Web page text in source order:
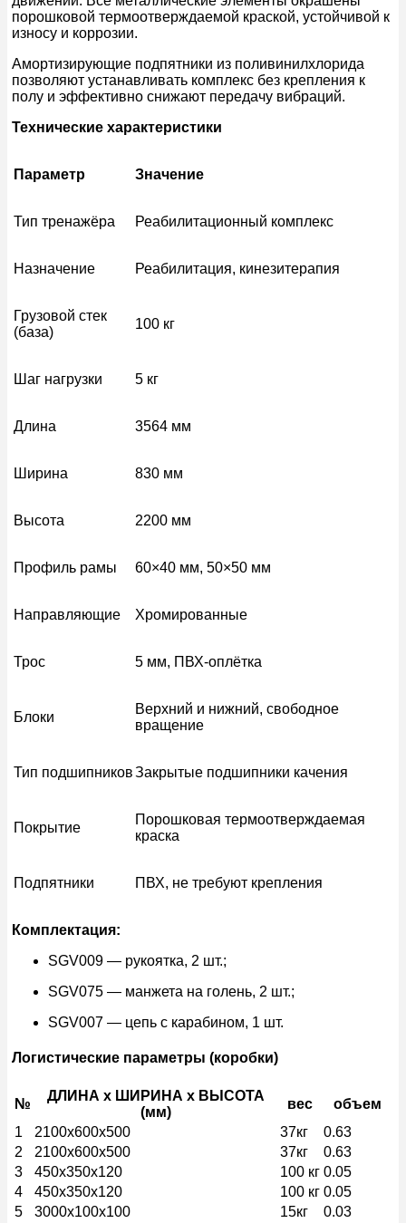
порошковой термоотверждаемой краской, устойчивой к
износу и коррозии.
Амортизирующие подпятники из поливинилхлорида
позволяют устанавливать комплекс без крепления к
полу и эффективно снижают передачу вибраций.
Технические характеристики
Параметр Значение
Тип тренажёра Реабилитационный комплекс
Назначение Реабилитация, кинезитерапия
Грузовой стек
(база)
100 кг
Шаг нагрузки 5 кг
Длина 3564 мм
Ширина 830 мм
Высота 2200 мм
Профиль рамы 60×40 мм, 50×50 мм
Направляющие Хромированные
Трос 5 мм, ПВХ-оплётка
Блоки
Верхний и нижний, свободное
вращение
Тип подшипниковЗакрытые подшипники качения
Покрытие
Порошковая термоотверждаемая
краска
Подпятники ПВХ, не требуют крепления
Комплектация:
SGV009 — рукоятка, 2 шт.;
SGV075 — манжета на голень, 2 шт.;
SGV007 — цепь с карабином, 1 шт.
Логистические параметры (коробки)
№
ДЛИНА x ШИРИНА x ВЫСОТА
(мм)
вес
объем
1
2100x600x500 37кг
0.63
2
2100x600x500 37кг
0.63
3
450x350x120 100 кг 0.05
4
450x350x120 100 кг 0.05
5
3000x100x100 15кг
0.03